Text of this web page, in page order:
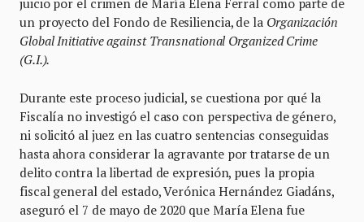
un proyecto del Fondo de Resiliencia, de la Organización
Global Initiative against Transnational Organized Crime
(G.I.).
Durante este proceso judicial, se cuestiona por qué la
Fiscalía no investigó el caso con perspectiva de género,
ni solicitó al juez en las cuatro sentencias conseguidas
hasta ahora considerar la agravante por tratarse de un
delito contra la libertad de expresión, pues la propia
fiscal general del estado, Verónica Hernández Giadáns,
aseguró el 7 de mayo de 2020 que María Elena fue